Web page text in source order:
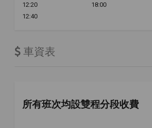
12:20
18:00
12:40
車資表
所有班次均設雙程分段收費